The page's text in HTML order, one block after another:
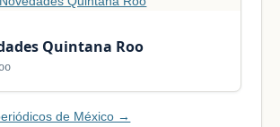
Quintana Roo
de México →